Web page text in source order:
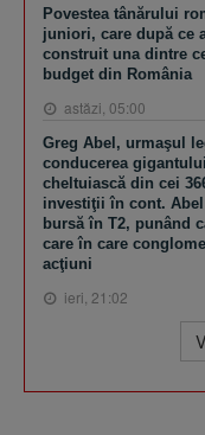
Povestea tânărului
juniori, care după ce
construit una dintre
budget din România
astăzi, 05:00
Greg Abel, urmaşul
conducerea
cheltuiască din cei
investiţii în cont.
bursă în T2, punând
care în care
acţiuni
ieri, 21:02